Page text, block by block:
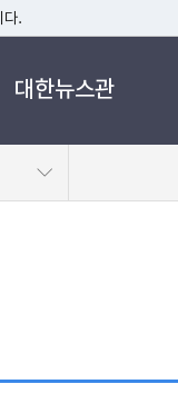
다.
관이 관리하는 누리집입니
대한뉴스관